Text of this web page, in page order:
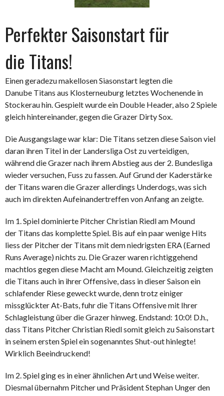
Perfekter Saisonstart für
die Titans!
Einen geradezu makellosen Siasonstart legten die
Danube Titans aus Klosterneuburg letztes Wochenende in
Stockerau hin. Gespielt wurde ein Double Header, also 2 Spiele
gleich hintereinander, gegen die Grazer Dirty Sox.
Die Ausgangslage war klar: Die Titans setzen diese Saison viel
daran ihren Titel in der Landersliga Ost zu verteidigen,
während die Grazer nach ihrem Abstieg aus der 2. Bundesliga
wieder versuchen, Fuss zu fassen. Auf Grund der Kaderstärke
der Titans waren die Grazer allerdings Underdogs, was sich
auch im direkten Aufeinandertreffen von Anfang an zeigte.
Im 1. Spiel dominierte Pitcher Christian Riedl am Mound
der Titans das komplette Spiel. Bis auf ein paar wenige Hits
liess der Pitcher der Titans mit dem niedrigsten ERA (Earned
Runs Average) nichts zu. Die Grazer waren richtiggehend
machtlos gegen diese Macht am Mound. Gleichzeitig zeigten
die Titans auch in ihrer Offensive, dass in dieser Saison ein
schlafender Riese geweckt wurde, denn trotz einiger
missglückter At-Bats, fuhr die Titans Offensive mit Ihrer
Schlagleistung über die Grazer hinweg. Endstand: 10:0! D.h.,
dass Titans Pitcher Christian Riedl somit gleich zu Saisonstart
in seinem ersten Spiel ein sogenanntes Shut-out hinlegte!
Wirklich Beeindruckend!
Im 2. Spiel ging es in einer ähnlichen Art und Weise weiter.
Diesmal übernahm Pitcher und Präsident Stephan Unger den